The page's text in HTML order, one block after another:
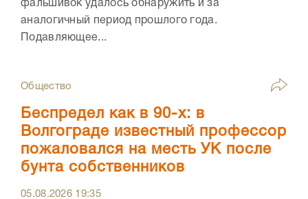
фальшивок удалось обнаружить и за
аналогичный период прошлого года.
Подавляющее...
Общество
Беспредел как в 90-х: в
Волгограде известный профессор
пожаловался на месть УК после
бунта собственников
05.08.2026 19:35